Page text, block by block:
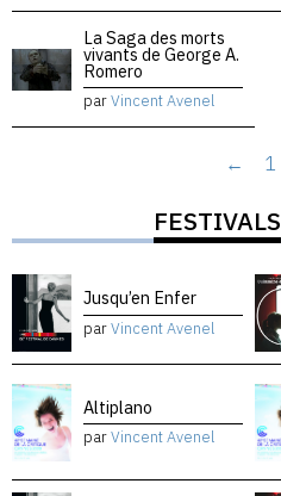
La Saga des morts
vivants de George A.
Romero
parVincent Avenel
← 1
FESTIVALS
Jusqu’en Enfer
parVincent Avenel
Altiplano
parVincent Avenel